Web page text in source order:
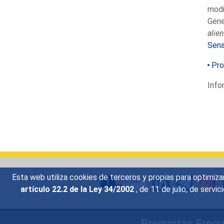
Esta web utiliza cookies de terceros y propias para
artículo 22.2 de la Ley 34/2002 , de 11 de julio, de